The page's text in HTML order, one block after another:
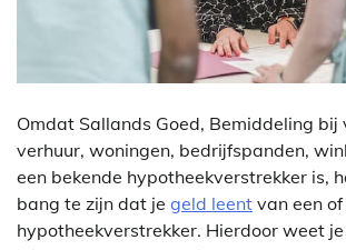
Omdat Sallands Goed, Bemiddeling bij
verhuur, woningen, bedrijfspanden,
een bekende hypotheekverstrekker is,
bang te zijn dat je geld leent van een
hypotheekverstrekker. Hierdoor weet